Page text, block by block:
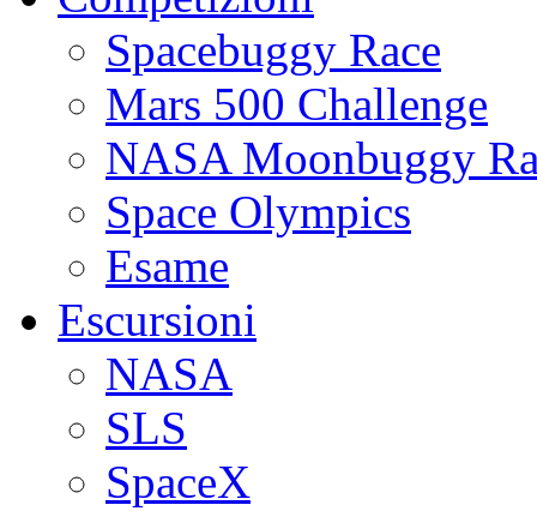
Spacebuggy Race
Mars 500 Challenge
NASA Moonbuggy
Space Olympics
Esame
Escursioni
NASA
SLS
SpaceX